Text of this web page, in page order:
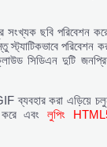
সংখ্যক ছবি পরিবেশন
পরিবেশন
সিডিএন দুটি
ব্যবহার করা এড়িয়ে
করে এবং লুপিং